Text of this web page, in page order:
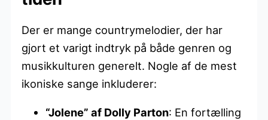
Der er mange countrymelodier, der har
gjort et varigt indtryk på både genren og
musikkulturen generelt. Nogle af de mest
ikoniske sange inkluderer:
“Jolene” af Dolly Parton: En fortælling